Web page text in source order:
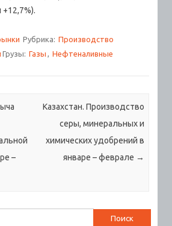
+12,7%).
Рубрика: Производство
Грузы: Газы Нефтеналивные
–
Казахстан. Производство
серы, минеральных и
химических удобрений в
январе – феврале →